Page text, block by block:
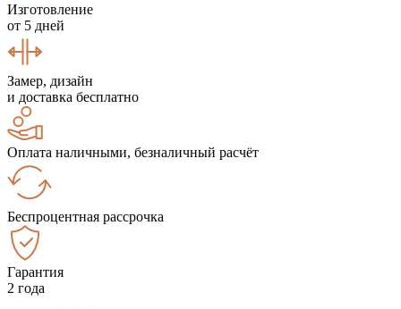
Изготовление
от 5 дней
Замер, дизайн
и доставка бесплатно
Оплата наличными, безналичный расчёт
Беспроцентная рассрочка
Гарантия
2 года